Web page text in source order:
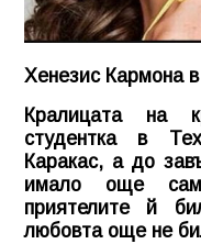
Хенезис Кармона
Кралицата на
студентка в
Каракас, а до
имало още
приятелите й
любовта още не